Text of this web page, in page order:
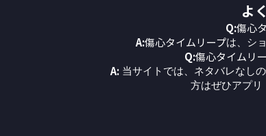
よ
Q:傷心
A:傷心タイムリープは、シ
Q:傷心タイムリ
A: 当サイトでは、ネタバレなし
方はぜひアプリ